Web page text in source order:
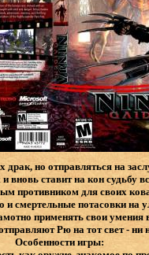
но отправляться на
вновь ставит на кон
противником для своих
смертельные потасовки на
применять свои
Рю на тот свет - ни
Особенности игры: